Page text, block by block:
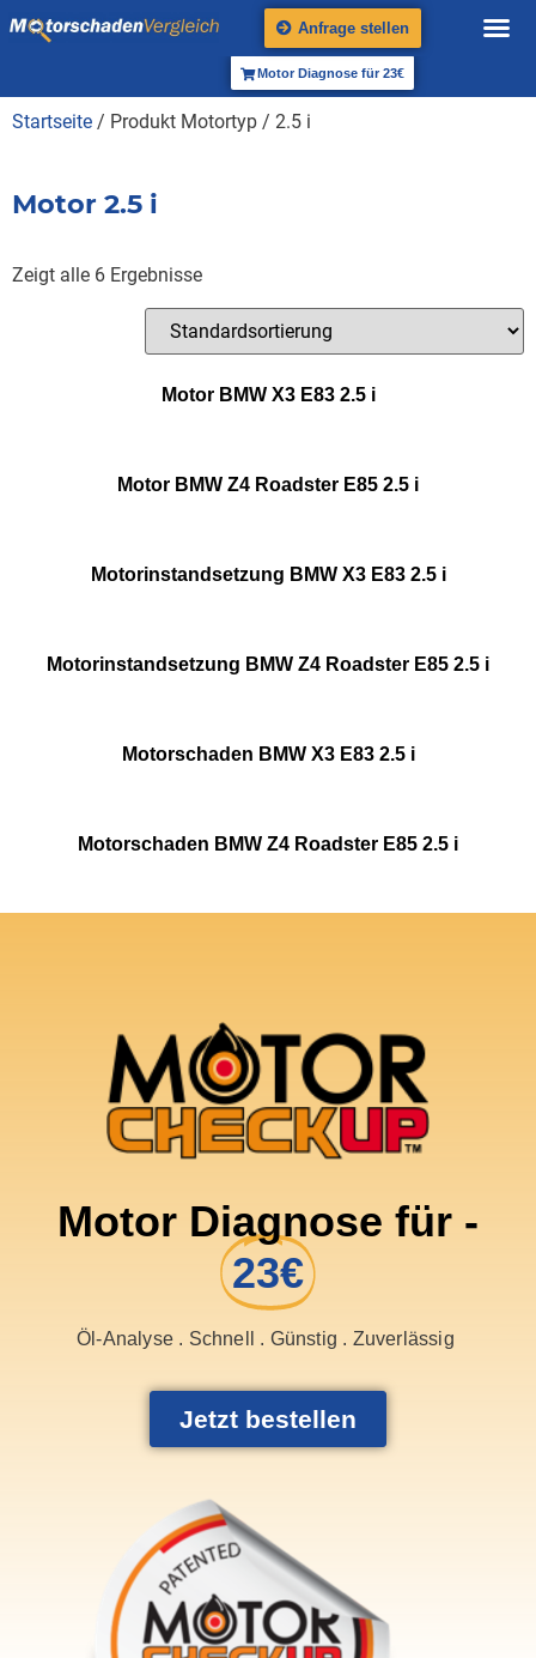
Anfrage stellen
Motor Diagnose für 23€
Startseite / Produkt Motortyp / 2.5 i
Motor 2.5 i
Zeigt alle 6 Ergebnisse
Motor BMW X3 E83 2.5 i
Motor BMW Z4 Roadster E85 2.5 i
Motorinstandsetzung BMW X3 E83 2.5 i
Motorinstandsetzung BMW Z4 Roadster E85 2.5 i
Motorschaden BMW X3 E83 2.5 i
Motorschaden BMW Z4 Roadster E85 2.5 i
Motor Diagnose für -
23€
Öl-Analyse . Schnell . Günstig . Zuverlässig
Jetzt bestellen